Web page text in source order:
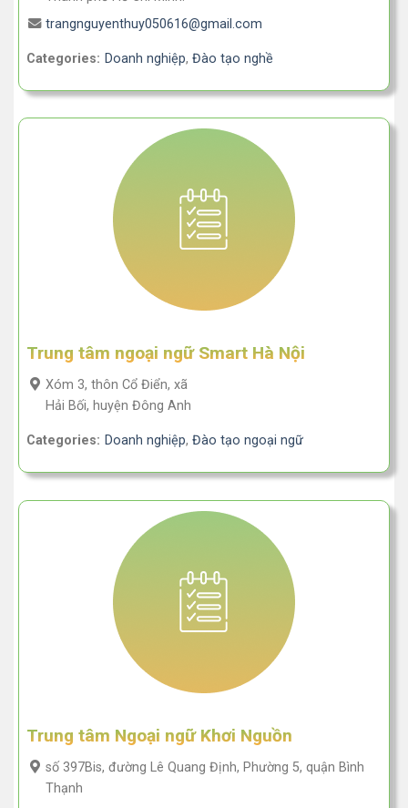
trangnguyenthuy050616@gmail.com
Categories: Doanh nghiệp, Đào tạo nghề
Trung tâm ngoại ngữ Smart Hà Nội
Xóm 3, thôn Cổ Điển, xã
Hải Bối, huyện Đông Anh
Categories: Doanh nghiệp, Đào tạo ngoại ngữ
Trung tâm Ngoại ngữ Khơi Nguồn
số 397Bis, đường Lê Quang Định, Phường 5, quận Bình
Thạnh